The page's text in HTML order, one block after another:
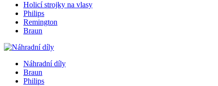
Holicí strojky na vlasy
Philips
Remington
Braun
Náhradní díly
Braun
Philips